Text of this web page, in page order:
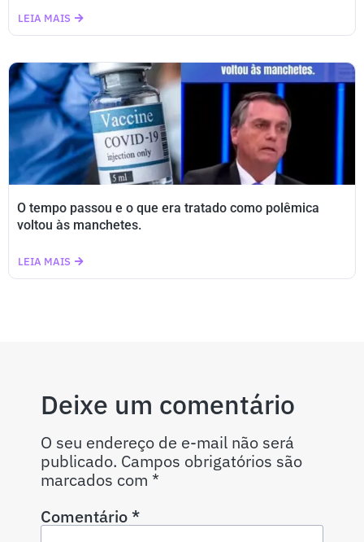
LEIA MAIS
O tempo passou e o que era tratado como polêmica
voltou às manchetes.
LEIA MAIS
Deixe um comentário
O seu endereço de e-mail não será
publicado. Campos obrigatórios são
marcados com *
Comentário*